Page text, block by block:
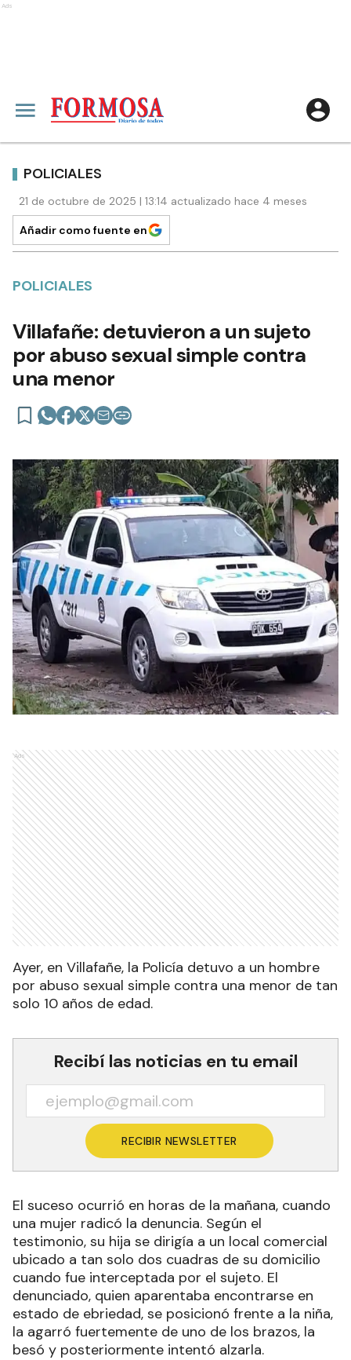
Ads
POLICIALES
21 de octubre de 2025 | 13:14 actualizado hace 4 meses
Añadir como fuente en
POLICIALES
Villafañe: detuvieron a un sujeto
por abuso sexual simple contra
una menor
Ads
Ayer, en Villafañe, la Policía detuvo a un hombre
por abuso sexual simple contra una menor de tan
solo 10 años de edad.
Recibí las noticias en tu email
RECIBIR NEWSLETTER
El suceso ocurrió en horas de la mañana, cuando
una mujer radicó la denuncia. Según el
testimonio, su hija se dirigía a un local comercial
ubicado a tan solo dos cuadras de su domicilio
cuando fue interceptada por el sujeto. El
denunciado, quien aparentaba encontrarse en
estado de ebriedad, se posicionó frente a la niña,
la agarró fuertemente de uno de los brazos, la
besó y posteriormente intentó alzarla.